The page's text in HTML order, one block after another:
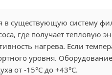
в существующую систему
где получает тепловую
нагрева. Если
уровня.
от -15°С до +43°С.